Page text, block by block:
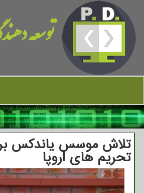
توسعه
تلاش موسس یاندکس
تحریم های اروپا